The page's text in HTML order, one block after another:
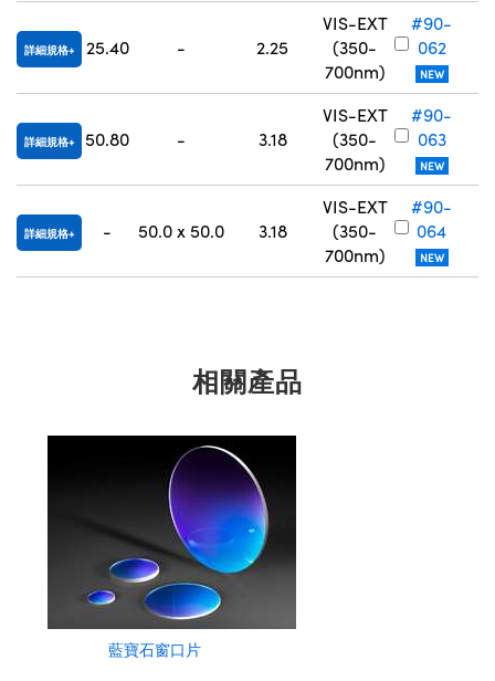
詳細規格 25.40 - 2.25
VIS-EXT
(350-
700nm)
#90-
062
NEW
詳細規格 50.80 - 3.18
VIS-EXT
(350-
700nm)
#90-
063
NEW
詳細規格 - 50.0 x 50.0 3.18
VIS-EXT
(350-
700nm)
#90-
064
NEW
相關產品
藍寶石窗口片